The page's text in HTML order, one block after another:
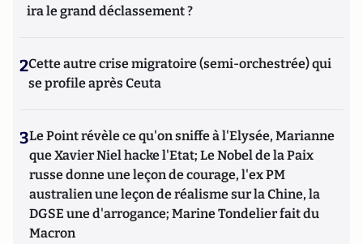
ira le grand déclassement ?
2Cette autre crise migratoire (semi-orchestrée) qui
se profile après Ceuta
3Le Point révèle ce qu'on sniffe à l'Elysée, Marianne
que Xavier Niel hacke l'Etat; Le Nobel de la Paix
russe donne une leçon de courage, l'ex PM
australien une leçon de réalisme sur la Chine, la
DGSE une d'arrogance; Marine Tondelier fait du
Macron